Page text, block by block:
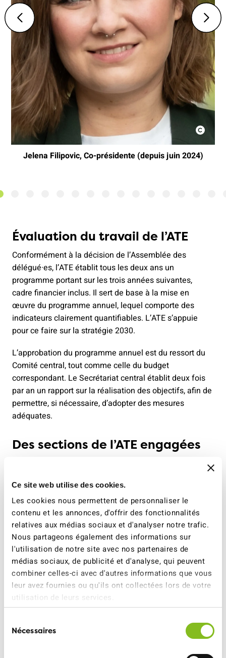
Ce site web utilise des cookies.
Les cookies nous permettent de personnaliser le
contenu et les annonces, d'offrir des fonctionnalités
relatives aux médias sociaux et d'analyser notre trafic.
Nous partageons également des informations sur
l'utilisation de notre site avec nos partenaires de
médias sociaux, de publicité et d'analyse, qui peuvent
combiner celles-ci avec d'autres informations que vous
leur avez fournies ou qu'ils ont collectées lors de votre
utilisation de leurs services.
Nécessaires
Jelena Filipovic, Co-présidente (depuis juin 2024)
Évaluation du travail de l’ATE
Conformément à la décision de l’Assemblée des
délégué·es, l’ATE établit tous les deux ans un
programme portant sur les trois années suivantes,
cadre financier inclus. Il sert de base à la mise en
œuvre du programme annuel, lequel comporte des
indicateurs clairement quantifiables. L’ATE s’appuie
pour ce faire sur la stratégie 2030.
L’approbation du programme annuel est du ressort du
Comité central, tout comme celle du budget
correspondant. Le Secrétariat central établit deux fois
par an un rapport sur la réalisation des objectifs, afin de
permettre, si nécessaire, d’adopter des mesures
adéquates.
Des sections de l’ATE engagées
contribuent au rayonnement de la politique des
transports de l’ATE, à l’échelle cantonale et régionale.
Les sections sont des associations juridiquement
indépendantes. Elles déterminent les axes essentiels
de la politique des transports aux côtés de la Direction
et du Comité central, à l’occasion de l’Assemblée des
délégué·es et de conférences de planification.
Toutes les sections se sont retrouvées ensemble une
fois à Berne et une fois online. Les thèmes abordés
étaient évidemment la votation «Non à l’extension des
autoroutes», la campagne de notoriété, la refonte des
sites web et la collaboration au projet Walkable. En